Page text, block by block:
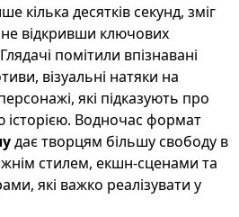
кілька десятків секунд, зміг
відкривши ключових
помітили впізнавані
візуальні натяки на
які підказують про
історією. Водночас формат
дає творцям більшу свободу в
стилем, екшн-сценами та
які важко реалізувати у